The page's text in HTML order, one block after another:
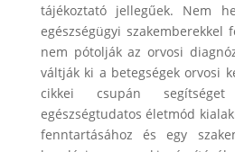
tájékoztató jellegűek. Nem
egészségügyi szakemberekkel
nem pótolják az orvosi
váltják ki a betegségek orvosi
cikkei csupán
egészségtudatos életmód
fenntartásához és egy